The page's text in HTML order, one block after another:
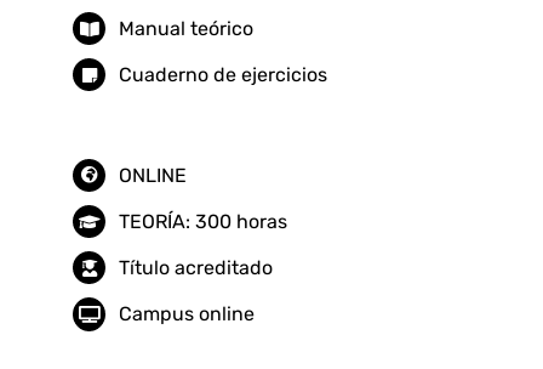
Manual teórico
Cuaderno de ejercicios
ONLINE
TEORÍA: 300 horas
Título acreditado
Campus online